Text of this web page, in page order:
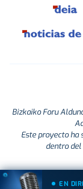
Bizkaiko Foru
Este proyecto ha
dentro
EN